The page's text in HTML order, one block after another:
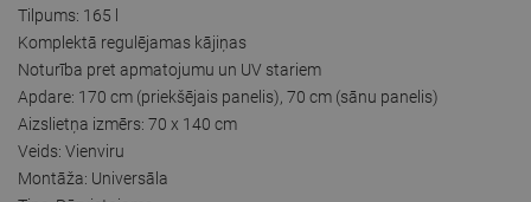
Tilpums: 165 l
Komplektā regulējamas kājiņas
Noturība pret apmatojumu un UV stariem
Apdare: 170 cm (priekšējais panelis), 70 cm (sānu panelis)
Aizslietņa izmērs: 70 x 140 cm
Veids: Vienviru
Montāža: Universāla